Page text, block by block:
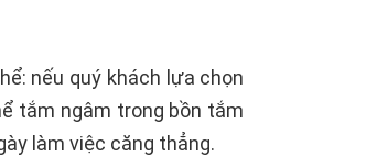
nếu quý khách lựa chọn
tắm ngâm trong bồn tắm
làm việc căng thẳng.